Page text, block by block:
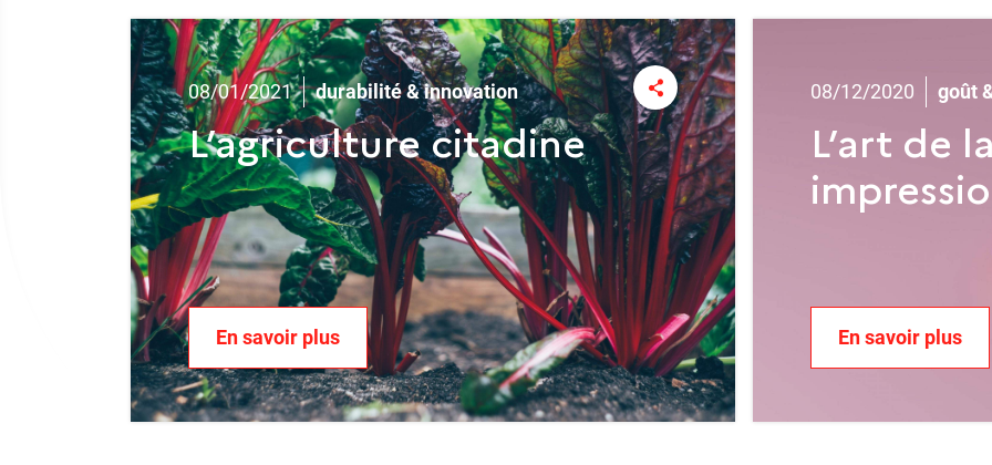
08/01/2021 durabilité & innovation
L’agriculture citadine
En savoir plus
08/12/2020 goût
L’art de
En savoir plus